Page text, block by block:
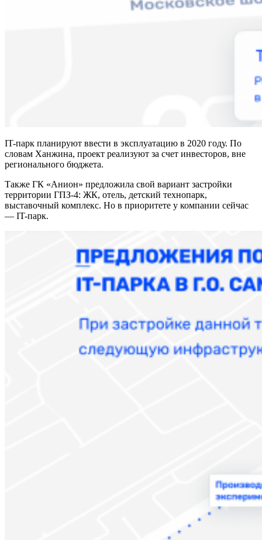
IT-парк планируют ввести в эксплуатацию в 2020 году. По
словам Ханжина, проект реализуют за счет инвесторов, вне
регионального бюджета.
Также ГК «Анион» предложила свой вариант застройки
территории ГПЗ-4: ЖК, отель, детский технопарк,
выставочный комплекс. Но в приоритете у компании сейчас
— IT-парк.